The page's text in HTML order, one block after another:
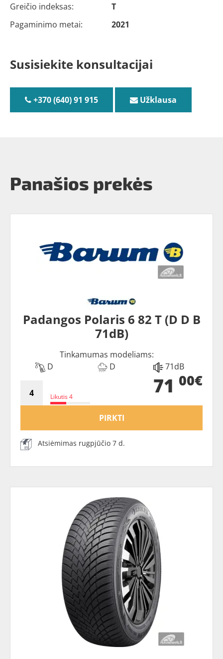
Greičio indeksas:
T
Pagaminimo metai:
2021
Susisiekite konsultacijai
+370 (640) 91 915 Užklausa
Panašios prekės
Padangos Polaris 6 82 T (D D B
71dB)
Tinkamumas modeliams:
D
D 71dB
Likutis 4 71 00€
PIRKTI
Atsiėmimas rugpjūčio 7 d.